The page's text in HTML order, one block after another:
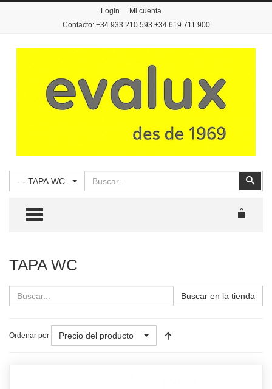
Login
Mi cuenta
Contacto: +34 933.210.593 +34 619 711 900
- - TAPA WC
TOGGLE MENU
TAPA WC
Buscar en la tienda
Ordenar por Precio del producto